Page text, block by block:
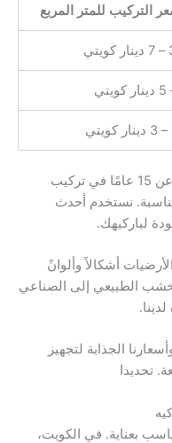
التركيب للمتر المربع
نحن في جنة الأرضيات لدينا خبرة تزيد عن 15 عامًا في تركيب
نستخدم أحدث
لباركيهك.
أشكالاً وألوانً
الطبيعي إلى الصناعي
الجذابة لتجهيز
تحديدا
بعناية. في الكويت،